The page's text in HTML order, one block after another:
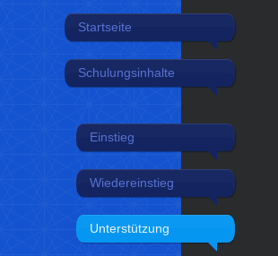
Startseite
Schulungsinhalte
Einstieg
Wiedereinstieg
Unterstützung